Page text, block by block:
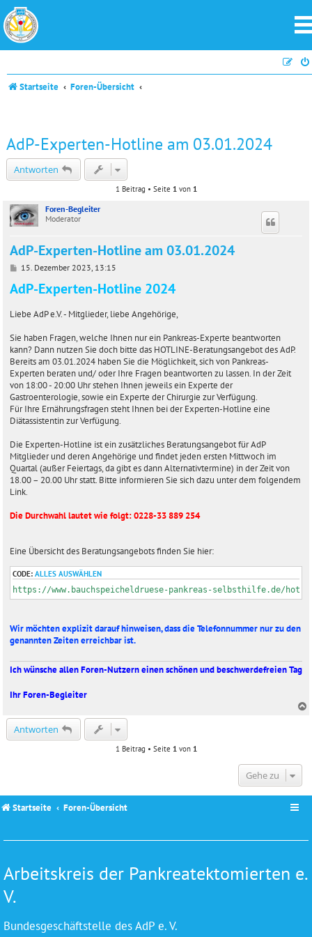
Startseite Foren-Übersicht
AdP-Experten-Hotline am 03.01.2024
Antworten
1 Beitrag • Seite 1 von 1
Foren-Begleiter
Moderator
AdP-Experten-Hotline am 03.01.2024
B
i
t
a
15. Dezember 2023, 13:15
AdP-Experten-Hotline 2024
Liebe AdP e.V. - Mitglieder, liebe Angehörige,
Sie haben Fragen, welche Ihnen nur ein Pankreas-Experte beantworten
kann? Dann nutzen Sie doch bitte das HOTLINE-Beratungsangebot des AdP.
Bereits am 03.01.2024 haben Sie die Möglichkeit, sich von Pankreas-
Experten beraten und/ oder Ihre Fragen beantworten zu lassen. In der Zeit
von 18:00 - 20:00 Uhr stehen Ihnen jeweils ein Experte der
Gastroenterologie, sowie ein Experte der Chirurgie zur Verfügung.
Für Ihre Ernährungsfragen steht Ihnen bei der Experten-Hotline eine
Diätassistentin zur Verfügung.
Die Experten-Hotline ist ein zusätzliches Beratungsangebot für AdP
Mitglieder und deren Angehörige und findet jeden ersten Mittwoch im
Quartal (außer Feiertags, da gibt es dann Alternativtermine) in der Zeit von
18.00 – 20.00 Uhr statt. Bitte informieren Sie sich dazu unter dem folgendem
Link.
Die Durchwahl lautet wie folgt: 0228-33 889 254
Eine Übersicht des Beratungsangebots finden Sie hier:
CODE: ALLES AUSWÄHLEN
https://www.bauchspeicheldruese-pankreas-selbsthilfe.de/
Wir möchten explizit darauf hinweisen, dass die Telefonnummer nur zu den
genannten Zeiten erreichbar ist.
Ich wünsche allen Foren-Nutzern einen schönen und beschwerdefreien Tag
Ihr Foren-Begleiter
Antworten
1 Beitrag • Seite 1 von 1
Gehe zu
Startseite Foren-Übersicht
Arbeitskreis der Pankreatektomierten e.
V.
Bundesgeschäftstelle des AdP e. V.